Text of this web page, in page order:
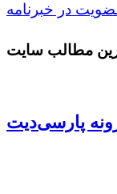
در خبرنامه
مطالب سایت